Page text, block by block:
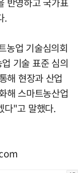
.
농업 기술심의회
기술 표준 심의
해 현장과 산업
해 스마트농산업
다"고 말했다.